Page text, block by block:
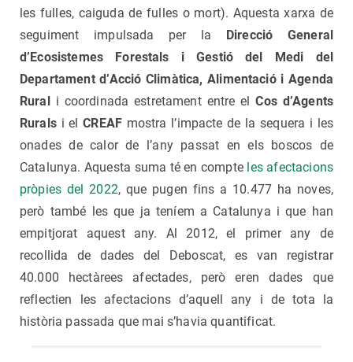
les fulles, caiguda de fulles o mort). Aquesta xarxa de
seguiment impulsada per la
Direcció General
d’Ecosistemes Forestals i Gestió del Medi del
Departament d’Acció Climàtica, Alimentació i Agenda
Rural
i coordinada estretament entre elCos d’Agents
Ruralsi elCREAF mostra l’impacte de la sequera i les
onades de calor de l’any passat en els boscos de
Catalunya. Aquesta suma té en compte les afectacions
pròpies del 2022, que pugen fins a 10.477 ha noves,
però també les que ja teníem a Catalunya i que han
empitjorat aquest any. Al 2012, el primer any de
recollida de dades del Deboscat, es van registrar
40.000 hectàrees afectades, però eren dades que
reflectien les afectacions d’aquell any i de tota la
història passada que mai s’havia quantificat.